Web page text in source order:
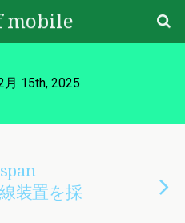
mobile
月 15th, 2025
装置を採